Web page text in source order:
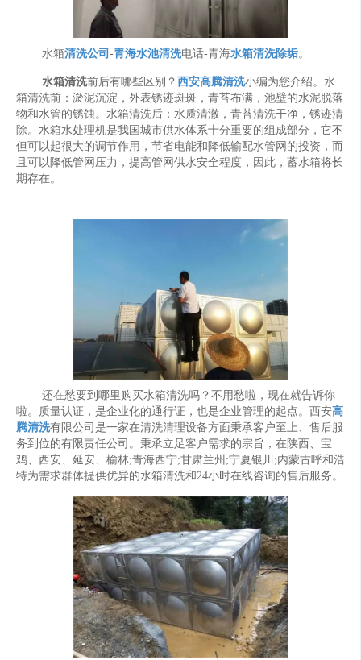
水箱清洗公司 -青海水池清洗电话-青海水箱清洗除垢。
水箱清洗前后有哪些区别？ 西安高腾清洗小编为您介绍。水
箱清洗前：淤泥沉淀，外表锈迹斑斑，青苔布满，池壁的水泥脱落
物和水管的锈蚀。水箱清洗后：水质清澈，青苔清洗干净，锈迹清
除。水箱水处理机是我国城市供水体系十分重要的组成部分，它不
但可以起很大的调节作用，节省电能和降低输配水管网的投资，而
且可以降低管网压力，提高管网供水安全程度，因此，蓄水箱将长
期存在。
还在愁要到哪里购买水箱清洗吗？不用愁啦，现在就告诉你
啦。质量认证，是企业化的通行证，也是企业管理的起点。西安高
腾清洗有限公司是一家在清洗清理设备方面秉承客户至上、售后服
务到位的有限责任公司。秉承立足客户需求的宗旨，在陕西、宝
鸡、西安、延安、榆林;青海西宁;甘肃兰州;宁夏银川;内蒙古呼和浩
特为需求群体提供优异的水箱清洗和24小时在线咨询的售后服务。